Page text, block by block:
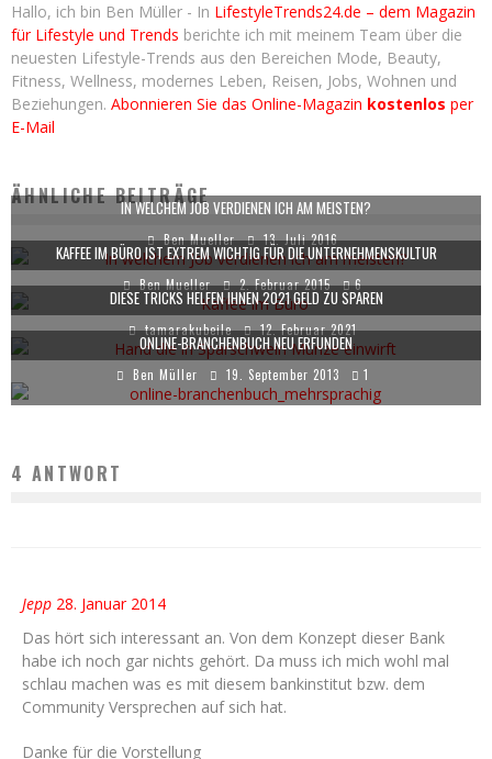
Hallo, ich bin Ben Müller - In LifestyleTrends24.de – dem Magazin
für Lifestyle und Trends berichte ich mit meinem Team über die
neuesten Lifestyle-Trends aus den Bereichen Mode, Beauty,
Fitness, Wellness, modernes Leben, Reisen, Jobs, Wohnen und
Beziehungen. Abonnieren Sie das Online-Magazin kostenlos per
E-Mail
ÄHNLICHE BEITRÄGEIN WELCHEM JOB VERDIENEN ICH AM MEISTEN?
Ben Mueller 13. Juli 2016
KAFFEE IM BÜRO IST EXTREM WICHTIG FÜR DIE UNTERNEHMENSKULTUR
Ben Mueller 2. Februar 2015 6
DIESE TRICKS HELFEN IHNEN 2021 GELD ZU SPAREN
tamarakubeile 12. Februar 2021
ONLINE-BRANCHENBUCH NEU ERFUNDEN
Ben Müller 19. September 2013 1
4 ANTWORT
Jepp 28. Januar 2014
Das hört sich interessant an. Von dem Konzept dieser Bank
habe ich noch gar nichts gehört. Da muss ich mich wohl mal
schlau machen was es mit diesem bankinstitut bzw. dem
Community Versprechen auf sich hat.
Danke für die Vorstellung